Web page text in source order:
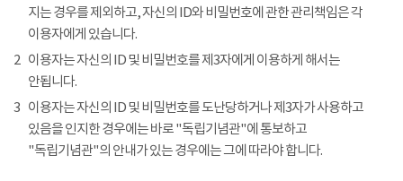
지는 경우를 제외하고, 자신의 ID와 비밀번호에 관한 관리책임은 각
이용자에게 있습니다.
2 이용자는 자신의 ID 및 비밀번호를 제3자에게 이용하게 해서는
안됩니다.
3 이용자는 자신의 ID 및 비밀번호를 도난당하거나 제3자가 사용하고
있음을 인지한 경우에는 바로 "독립기념관"에 통보하고
"독립기념관"의 안내가 있는 경우에는 그에 따라야 합니다.